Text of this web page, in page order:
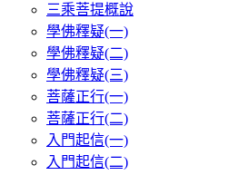
三乘菩提概說
學佛釋疑(一)
學佛釋疑(二)
學佛釋疑(三)
菩薩正行(一)
菩薩正行(二)
入門起信(一)
入門起信(二)